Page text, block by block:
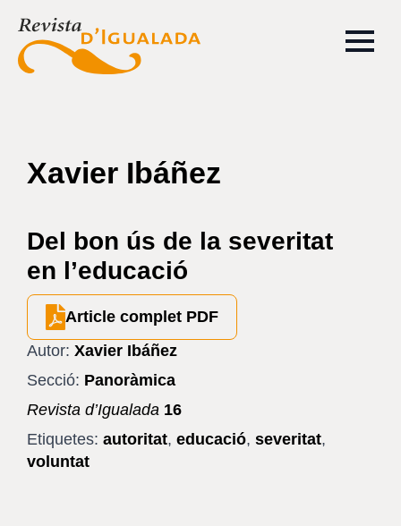
Xavier Ibáñez
Del bon ús de la severitat
en l’educació
Article complet PDF
Autor: Xavier Ibáñez
Secció: Panoràmica
Revista d’Igualada 16
Etiquetes: autoritat, educació, severitat,
voluntat